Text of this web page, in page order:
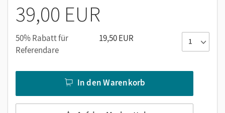
39,00 EUR
50% Rabatt für
Referendare
19,50 EUR
In den Warenkorb